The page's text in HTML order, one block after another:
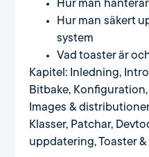
Hur man
Hur man säkert
system
Vad toaster är
Kapitel: Inledning,
Bitbake,
Images &
Klasser, Patchar,
uppdatering, Toaster